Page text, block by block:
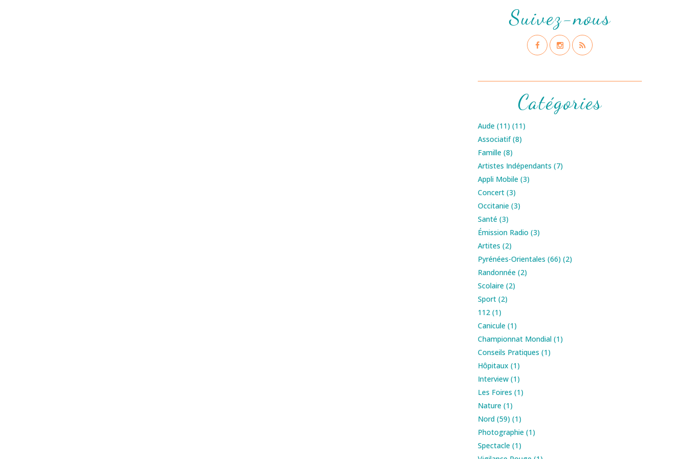
Catégories
Aude (11) (11)
Associatif(8)
Famille (8)
Artistes Indépendants (7)
Appli Mobile (3)
Concert (3)
Occitanie (3)
Santé (3)
Émission Radio (3)
Artites (2)
Pyrénées-Orientales (66) (2)
Randonnée (2)
Scolaire (2)
Sport (2)
112 (1)
Canicule (1)
Championnat Mondial (1)
Conseils Pratiques (1)
Hôpitaux (1)
Interview (1)
Les Foires (1)
Nature (1)
Nord (59) (1)
Photographie (1)
Spectacle (1)
Suivez-nous